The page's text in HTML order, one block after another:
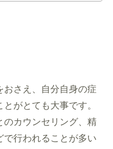
おさえ、自分自身の症
がとても大事です。
のカウンセリング、精
行われることが多い